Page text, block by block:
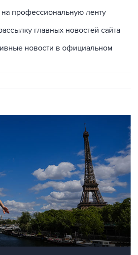
на профессиональную ленту
главных новостей сайта
новости в официальном